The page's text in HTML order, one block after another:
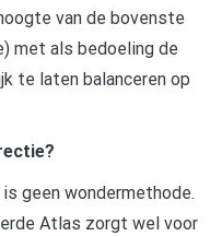
van de bovenste
met als bedoeling de
te laten balanceren op
geen wondermethode.
Atlas zorgt wel voor